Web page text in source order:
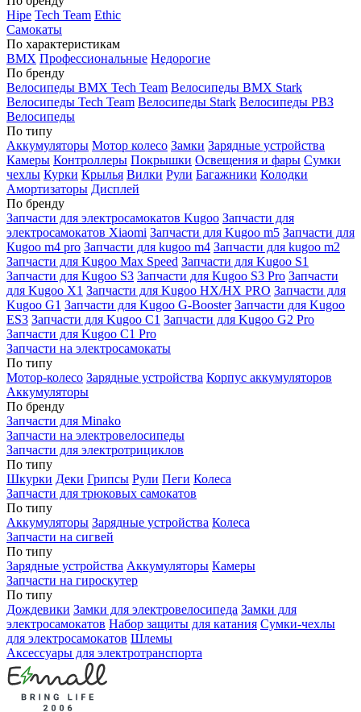
Hipe Tech Team Ethic
Самокаты
По характеристикам
BMX Профессиональные Недорогие
По бренду
Велосипеды BMX Tech Team Велосипеды BMX Stark
Велосипеды Tech Team Велосипеды Stark Велосипеды РВЗ
Велосипеды
По типу
Аккумуляторы Мотор колесо Замки Зарядные устройства
Камеры Контроллеры Покрышки Освещения и фары Сумки
чехлы Курки Крылья Вилки Рули Багажники Колодки
Амортизаторы Дисплей
По бренду
Запчасти для электросамокатов Kugoo Запчасти для
электросамокатов Xiaomi Запчасти для Kugoo m5 Запчасти для
Кugoo m4 pro Запчасти для kugoo m4 Запчасти для kugoo m2
Запчасти для Kugoo Max Speed Запчасти для Kugoo S1
Запчасти для Kugoo S3 Запчасти для Kugoo S3 Pro Запчасти
для Kugoo X1 Запчасти для Kugoo HX/HX PRO Запчасти для
Kugoo G1 Запчасти для Kugoo G-Booster Запчасти для Kugoo
ES3 Запчасти для Kugoo C1 Запчасти для Kugoo G2 Pro
Запчасти для Kugoo C1 Pro
Запчасти на электросамокаты
По типу
Мотор-колесо Зарядные устройства Корпус аккумуляторов
Аккумуляторы
По бренду
Запчасти для Minako
Запчасти на электровелосипеды
Запчасти для электротрициклов
По типу
Шкурки Деки Грипсы Рули Пеги Колеса
Запчасти для трюковых самокатов
По типу
Аккумуляторы Зарядные устройства Колеса
Запчасти на сигвей
По типу
Зарядные устройства Аккумуляторы Камеры
Запчасти на гироскутер
По типу
Дождевики Замки для электровелосипеда Замки для
электросамокатов Набор защиты для катания Сумки-чехлы
для электросамокатов Шлемы
Аксессуары для электротранспорта